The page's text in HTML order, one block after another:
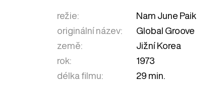
režie:
Nam June Paik
originální název:
Global Groove
země:
Jižní Korea
rok:
1973
délka filmu:
29 min.